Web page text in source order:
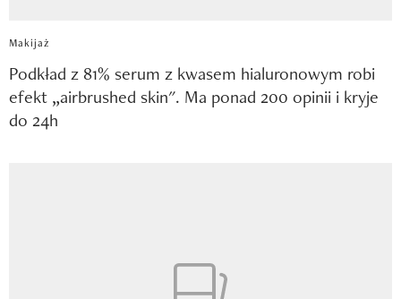
Makijaż
Podkład z 81% serum z kwasem hialuronowym robi
efekt „airbrushed skin". Ma ponad 200 opinii i kryje
do 24h